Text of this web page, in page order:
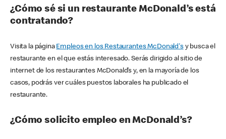
¿Cómo sé si un restaurante McDonald’s está
contratando?
Visita la página Empleos en los Restaurantes McDonald'sy busca el
restaurante en el que estás interesado. Serás dirigido al sitio de
internet de los restaurantes McDonald’s y, en la mayoría de los
casos, podrás ver cuáles puestos laborales ha publicado el
restaurante.
¿Cómo solicito empleo en McDonald’s?